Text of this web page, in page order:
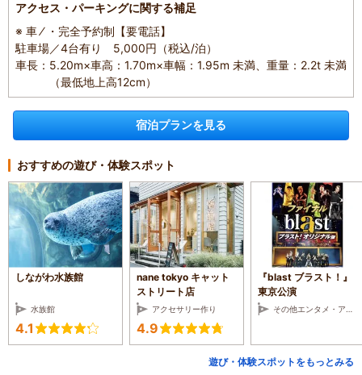
アクセス・パーキングに関する補足
※ 車 ⁄ ・完全予約制【要電話】
駐車場／4台有り 5,000円（税込/泊）
車長：5.20m×車高：1.70m×車幅：1.95m 未満、重量：2.2t 未満
（最低地上高12cm）
宿泊プランを見る
おすすめの遊び・体験スポット
しながわ水族館
水族館
4.1
nane tokyo キャット
ストリート店
アクセサリー作り
4.9
『blast ブラスト！』
東京公演
遊び・体験スポットをもっとみる